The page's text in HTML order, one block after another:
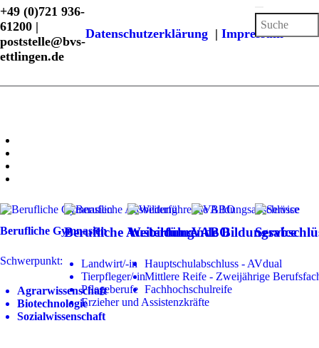
+49 (0)721 936-
61200 |
poststelle@bvs-
ettlingen.de
Datenschutzerklärung | Impressum
Berufliche Gymnasien
Schwerpunkt:
Agrarwissenschaft
Biotechnologie
Sozialwissenschaft
Berufliche Ausbildung
Landwirt/-in
Tierpfleger/-in
Pflegeberufe
Erzieher und Assistenzkräfte
Weiterführende
Hauptschulabschluss - AVdual
Mittlere Reife - Zweijährige
Fachhochschulreife
VABO Service